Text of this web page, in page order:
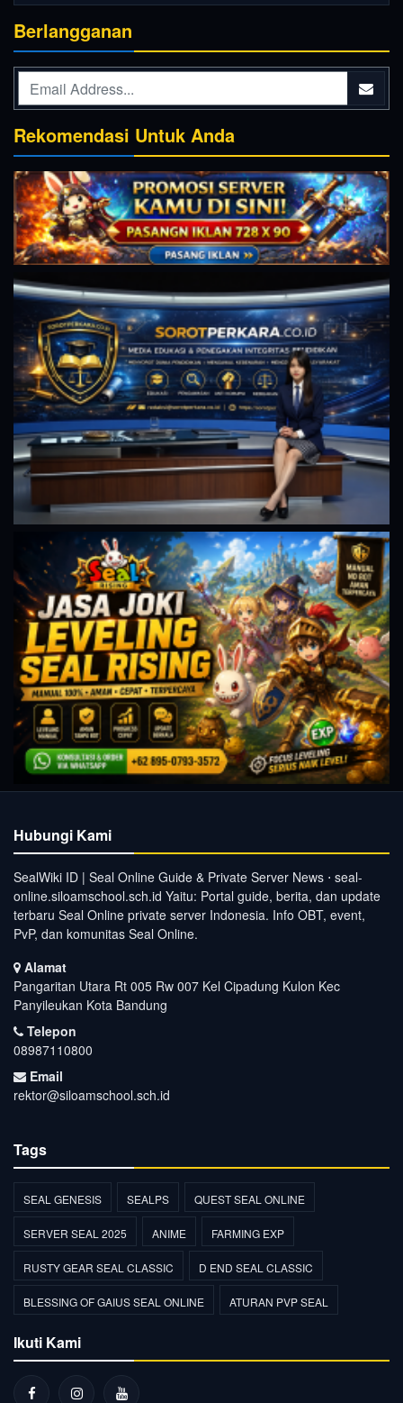
Berlangganan
Rekomendasi Untuk Anda
Hubungi Kami
SealWiki ID | Seal Online Guide & Private Server News ⋅ seal-
online.siloamschool.sch.id Yaitu: Portal guide, berita, dan update
terbaru Seal Online private server Indonesia. Info OBT, event,
PvP, dan komunitas Seal Online.
Alamat
Pangaritan Utara Rt 005 Rw 007 Kel Cipadung Kulon Kec
Panyileukan Kota Bandung
Telepon
08987110800
Email
rektor@siloamschool.sch.id
Tags
SEAL GENESIS SEALPS QUEST SEAL ONLINE
SERVER SEAL 2025 ANIME FARMING EXP
RUSTY GEAR SEAL CLASSIC D END SEAL CLASSIC
BLESSING OF GAIUS SEAL ONLINE ATURAN PVP SEAL
Ikuti Kami